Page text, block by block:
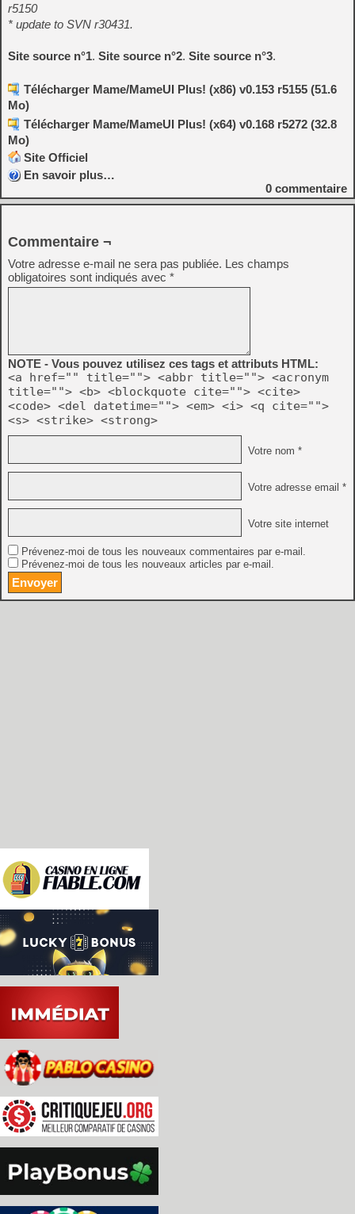
r5150
* update to SVN r30431.
Site source n°1. Site source n°2. Site source n°3.
Télécharger Mame/MameUI Plus! (x86) v0.153 r5155 (51.6
Mo)
Télécharger Mame/MameUI Plus! (x64) v0.168 r5272 (32.8
Mo)
Site Officiel
En savoir plus…
0 commentaire
Commentaire ¬
Votre adresse e-mail ne sera pas publiée. Les champs
obligatoires sont indiqués avec *
NOTE - Vous pouvez utilisez ces tags et attributs HTML:
<a href="" title=""> <abbr title=""> <acronym
title=""> <b> <blockquote cite=""> <cite>
<code> <del datetime=""> <em> <i> <q cite="">
<s> <strike> <strong>
Votre nom *
Votre adresse email *
Votre site internet
Prévenez-moi de tous les nouveaux commentaires par e-mail.
Prévenez-moi de tous les nouveaux articles par e-mail.